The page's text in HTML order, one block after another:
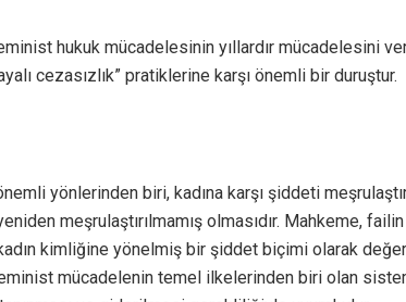
hukuk mücadelesinin yıllardır mücadelesini
cezasızlık” pratiklerine karşı önemli bir duruştur.
yönlerinden biri, kadına karşı şiddeti
meşrulaştırılmamış olmasıdır. Mahkeme,
kimliğine yönelmiş bir şiddet biçimi olarak
mücadelenin temel ilkelerinden biri olan